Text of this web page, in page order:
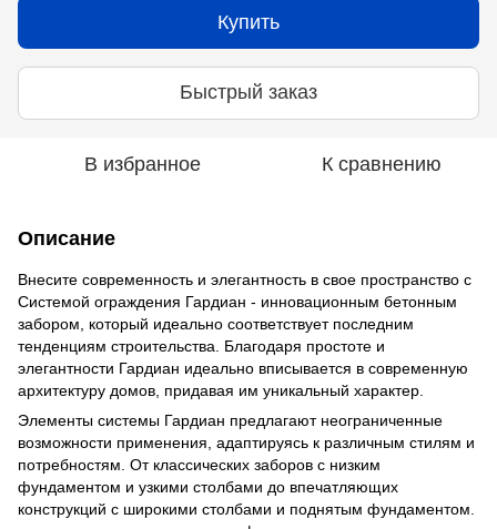
Купить
Быстрый заказ
В избранное К сравнению
Описание
Внесите современность и элегантность в свое пространство с
Системой ограждения Гардиан - инновационным бетонным
забором, который идеально соответствует последним
тенденциям строительства. Благодаря простоте и
элегантности Гардиан идеально вписывается в современную
архитектуру домов, придавая им уникальный характер.
Элементы системы Гардиан предлагают неограниченные
возможности применения, адаптируясь к различным стилям и
потребностям. От классических заборов с низким
фундаментом и узкими столбами до впечатляющих
конструкций с широкими столбами и поднятым фундаментом.